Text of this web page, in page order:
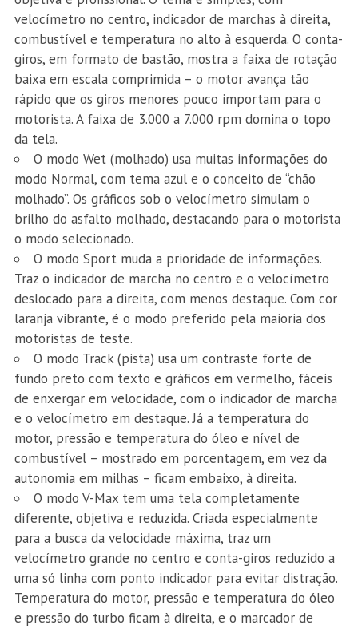
velocímetro no centro, indicador de marchas à direita,
combustível e temperatura no alto à esquerda. O conta-
giros, em formato de bastão, mostra a faixa de rotação
baixa em escala comprimida – o motor avança tão
rápido que os giros menores pouco importam para o
motorista. A faixa de 3.000 a 7.000 rpm domina o topo
da tela.
O modo Wet (molhado) usa muitas informações do
modo Normal, com tema azul e o conceito de “chão
molhado”. Os gráficos sob o velocímetro simulam o
brilho do asfalto molhado, destacando para o motorista
o modo selecionado.
O modo Sport muda a prioridade de informações.
Traz o indicador de marcha no centro e o velocímetro
deslocado para a direita, com menos destaque. Com cor
laranja vibrante, é o modo preferido pela maioria dos
motoristas de teste.
O modo Track (pista) usa um contraste forte de
fundo preto com texto e gráficos em vermelho, fáceis
de enxergar em velocidade, com o indicador de marcha
e o velocímetro em destaque. Já a temperatura do
motor, pressão e temperatura do óleo e nível de
combustível – mostrado em porcentagem, em vez da
autonomia em milhas – ficam embaixo, à direita.
O modo V-Max tem uma tela completamente
diferente, objetiva e reduzida. Criada especialmente
para a busca da velocidade máxima, traz um
velocímetro grande no centro e conta-giros reduzido a
uma só linha com ponto indicador para evitar distração.
Temperatura do motor, pressão e temperatura do óleo
e pressão do turbo ficam à direita, e o marcador de